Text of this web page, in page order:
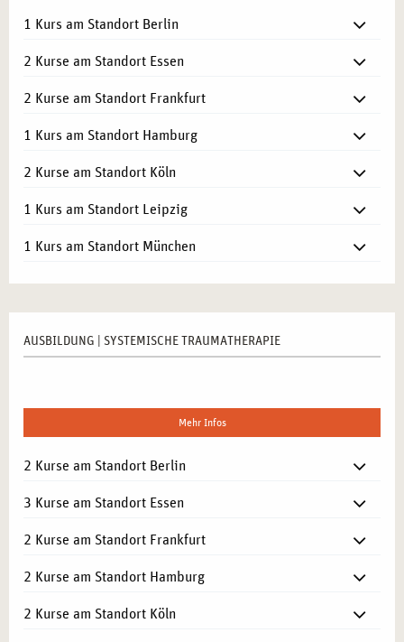
1 Kurs am Standort Berlin
2 Kurse am Standort Essen
2 Kurse am Standort Frankfurt
1 Kurs am Standort Hamburg
2 Kurse am Standort Köln
1 Kurs am Standort Leipzig
1 Kurs am Standort München
AUSBILDUNG | SYSTEMISCHE TRAUMATHERAPIE
Mehr Infos
2 Kurse am Standort Berlin
3 Kurse am Standort Essen
2 Kurse am Standort Frankfurt
2 Kurse am Standort Hamburg
2 Kurse am Standort Köln